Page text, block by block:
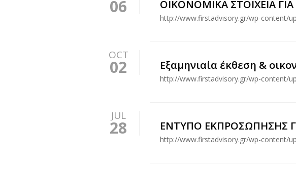
06 ΟΙΚΟΝΟΜΙΚΑ ΣΤΟΙΧΕΙΑ
http://www.firstadvisory.gr/wp-content/
OCT
02 Εξαμηνιαία έκθεση &
http://www.firstadvisory.gr/wp-content/
JUL
28 ΕΝΤΥΠΟ ΕΚΠΡΟΣΩΠΗΣΗΣ
http://www.firstadvisory.gr/wp-content/